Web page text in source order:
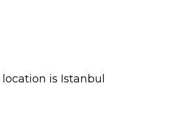
is Istanbul